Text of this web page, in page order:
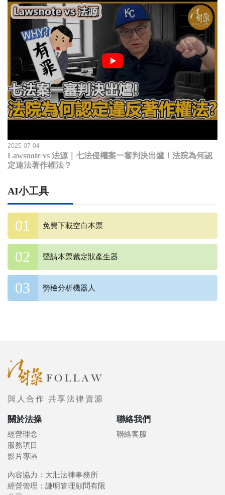
2025-07-04
Lawsnote vs 法源｜七法侵權案一審判決出爐！法院為何認
定違法著作權法？
AI小工具
免費下載空白本票
聲請本票裁定狀產生器
勞檢分析機器人
與人合作 共享法律資源
關於法操
經營理念
服務項目
影片專區
聯絡我們
聯絡客服
內容協力：大壯法律事務所
經營管理：謙明管理顧問有限